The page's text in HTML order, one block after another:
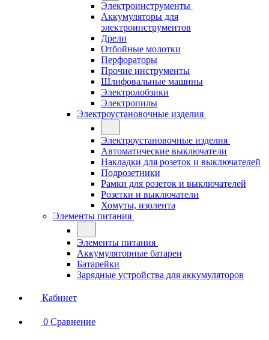
Электроинструменты
Аккумуляторы для
электроинструментов
Дрели
Отбойные молотки
Перфораторы
Прочие инструменты
Шлифовальные машины
Электролобзики
Электропилы
Электроустановочные изделия
Электроустановочные изделия
Автоматические выключатели
Накладки для розеток и выключателей
Подрозетники
Рамки для розеток и выключателей
Розетки и выключатели
Хомуты, изолента
Элементы питания
Элементы питания
Аккумуляторные батареи
Батарейки
Зарядные устройства для аккумуляторов
Кабинет
0 Сравнение